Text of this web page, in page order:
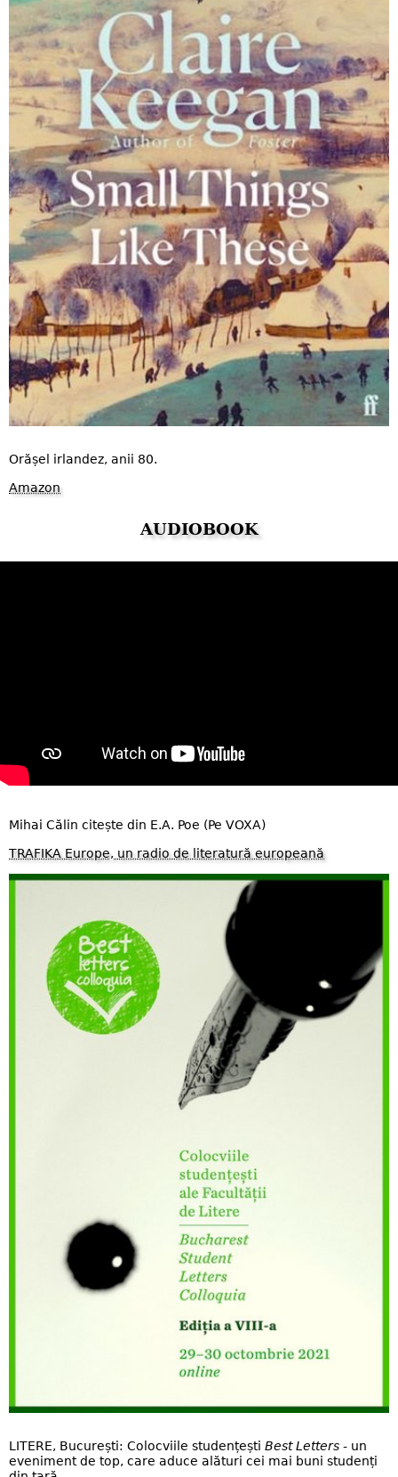
Orășel irlandez, anii 80.
Amazon
AUDIOBOOK
Mihai Călin citește din E.A. Poe (Pe VOXA)
TRAFIKA Europe, un radio de literatură europeană
LITERE, București: Colocviile studențești Best Letters - un
eveniment de top, care aduce alături cei mai buni studenți